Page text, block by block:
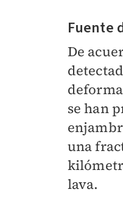
Fuente
De
se han
una
lava.